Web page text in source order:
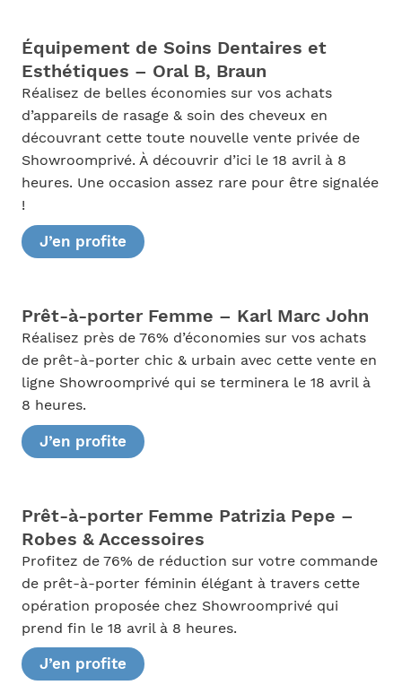
Équipement de Soins Dentaires et
Esthétiques – Oral B, Braun
Réalisez de belles économies sur vos achats
d’appareils de rasage & soin des cheveux en
découvrant cette toute nouvelle vente privée de
Showroomprivé. À découvrir d’ici le 18 avril à 8
heures. Une occasion assez rare pour être signalée
!
J’en profite
Prêt-à-porter Femme – Karl Marc John
Réalisez près de 76% d’économies sur vos achats
de prêt-à-porter chic & urbain avec cette vente en
ligne Showroomprivé qui se terminera le 18 avril à
8 heures.
J’en profite
Prêt-à-porter Femme Patrizia Pepe –
Robes & Accessoires
Profitez de 76% de réduction sur votre commande
de prêt-à-porter féminin élégant à travers cette
opération proposée chez Showroomprivé qui
prend fin le 18 avril à 8 heures.
J’en profite